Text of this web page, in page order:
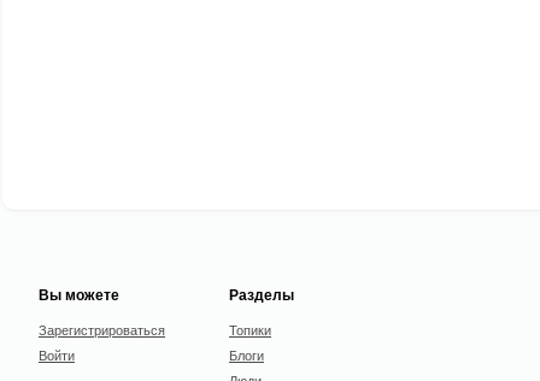
Вы можете
Зарегистрироваться
Войти
Разделы
Топики
Блоги